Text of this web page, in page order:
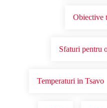
Obiective
Sfaturi pentru
Temperaturi in Tsavo